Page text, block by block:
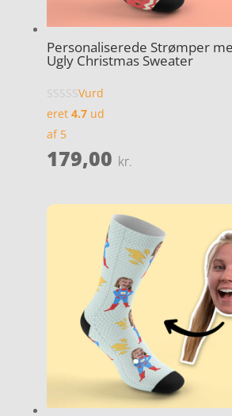
Personaliserede Strømper
Ugly Christmas Sweater
Vurd
eret 4.7ud
af 5
179,00 kr.